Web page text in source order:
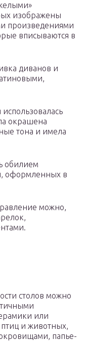
изображены
произведениями
вписываются в
диванов и
окрашена
тона и имела
обилием
оформленных в
можно,
столов можно
или
и животных,
папье-